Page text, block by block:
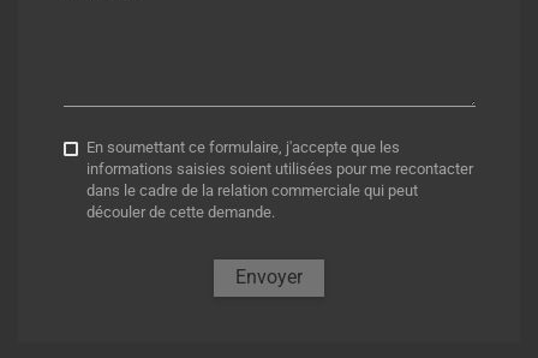
En soumettant ce formulaire, j'accepte que les
informations saisies soient utilisées pour me recontacter
dans le cadre de la relation commerciale qui peut
découler de cette demande.
Envoyer